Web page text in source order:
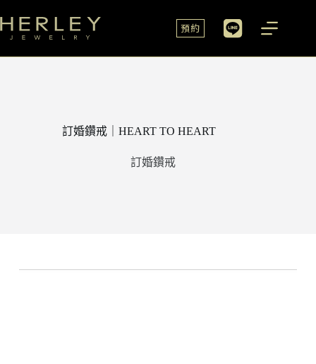
預約
訂婚鑽戒｜HEART TO HEART
訂婚鑽戒